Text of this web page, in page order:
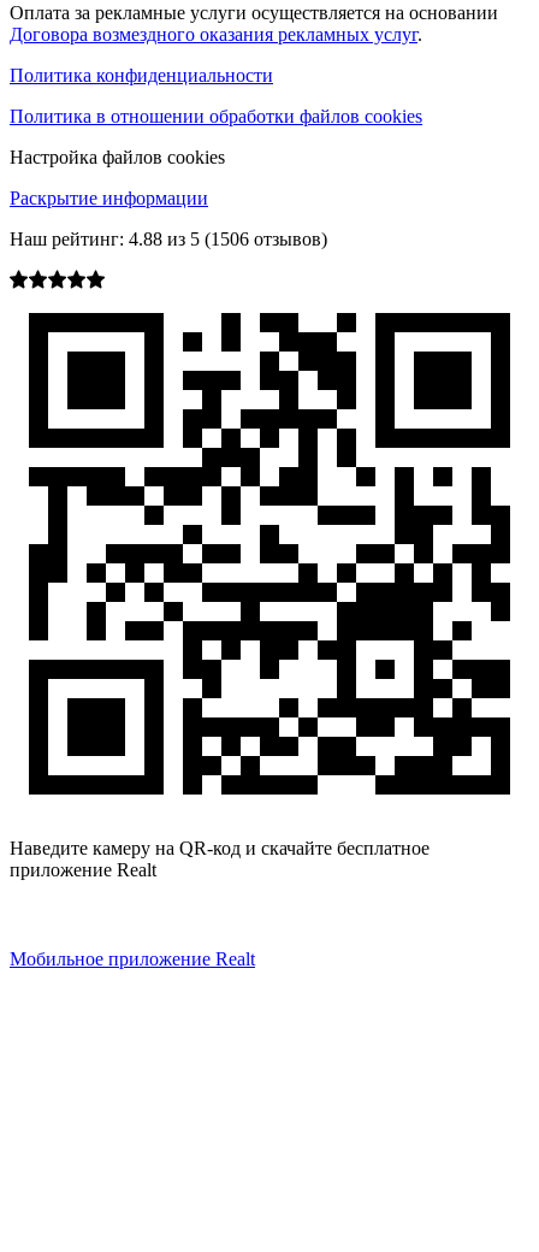
Оплата за рекламные услуги осуществляется на основании
Договора возмездного оказания рекламных услуг.
Политика конфиденциальности
Политика в отношении обработки файлов cookies
Настройка файлов cookies
Раскрытие информации
Наш рейтинг: 4.88 из 5 (1506 отзывов)
Наведите камеру на QR-код и скачайте бесплатное
приложение Realt
Мобильное приложение Realt